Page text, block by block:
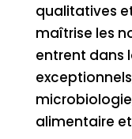
qualitatives
maîtrise les
entrent dans
alimentaire